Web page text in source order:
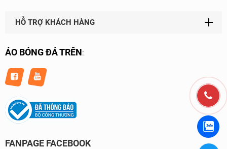
HỖ TRỢ KHÁCH HÀNG
ÁO BÓNG ĐÁ TRÊN:
FANPAGE FACEBOOK